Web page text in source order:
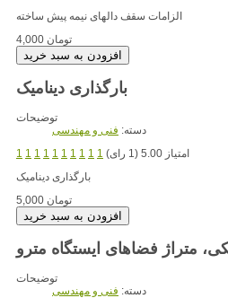
الزامات سقف دالهای نیمه پیش ساخته
4,000 تومان
بارگذاری دینامیک
توضیحات
دسته: فنی و مهندسی
1 1 1 1 1 1 1 1 1 1
امتیاز 5.00 (1 رای)
5,000 تومان
متراژ فضاهای ایستگاه مترو
توضیحات
دسته: فنی و مهندسی